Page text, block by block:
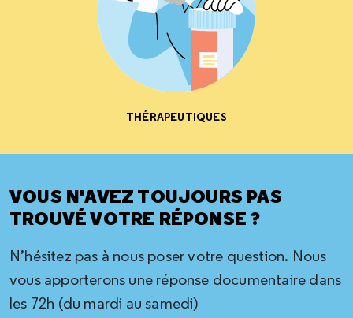
THÉRAPEUTIQUES
VOUS N'AVEZ TOUJOURS PAS
TROUVÉ VOTRE RÉPONSE ?
N’hésitez pas à nous poser votre question. Nous
vous apporterons une réponse documentaire dans
les 72h (du mardi au samedi)